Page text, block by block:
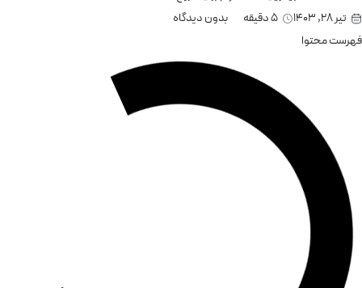
تیر 28, 1403
5 دقیقه
بدون دیدگاه
فهرست محتوا